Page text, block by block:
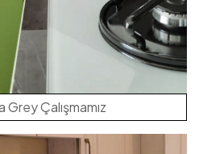
Grey Çalışmamız